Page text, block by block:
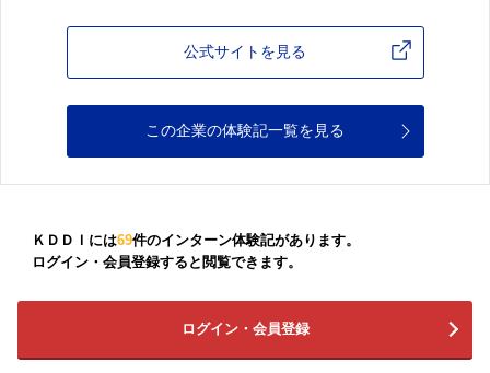
公式サイトを見る
この企業の体験記一覧を見る
ＫＤＤＩには69件のインターン体験記があります。
ログイン・会員登録すると閲覧できます。
ログイン・会員登録